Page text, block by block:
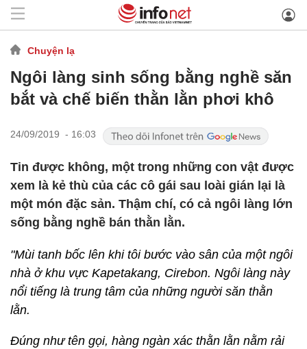
Chuyện lạ
Ngôi làng sinh sống bằng nghề săn
bắt và chế biến thằn lằn phơi khô
24/09/2019 - 16:03
Tin được không, một trong những con vật được
xem là kẻ thù của các cô gái sau loài gián lại là
một món đặc sản. Thậm chí, có cả ngôi làng lớn
sống bằng nghề bán thằn lằn.
"Mùi tanh bốc lên khi tôi bước vào sân của một ngôi
nhà ở khu vực Kapetakang, Cirebon. Ngôi làng này
nổi tiếng là trung tâm của những người săn thằn
lằn.
Đúng như tên gọi, hàng ngàn xác thằn lằn nằm rải